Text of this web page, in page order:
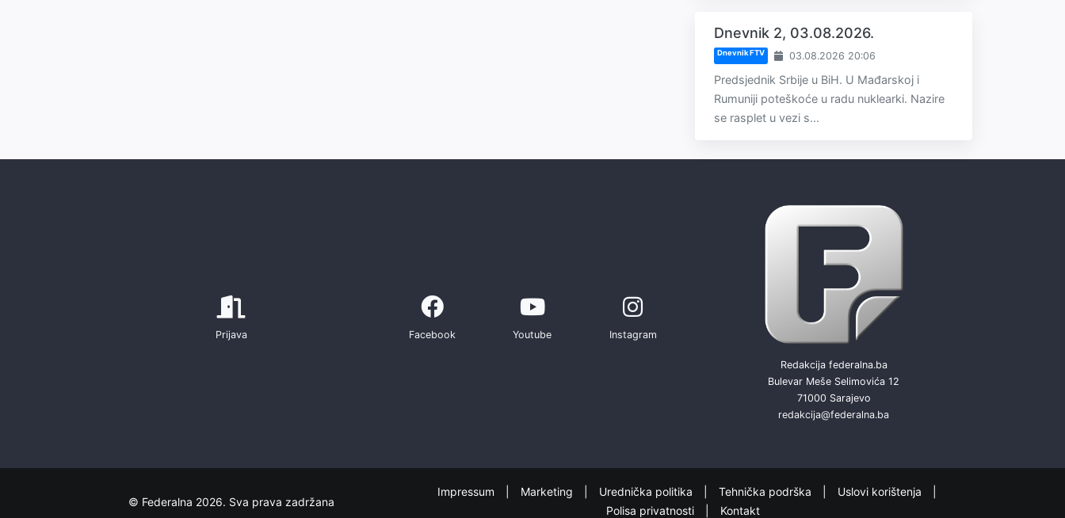
Dnevnik 2, 03.08.2026.
Dnevnik FTV 03.08.2026 20:06
Predsjednik Srbije u BiH. U Mađarskoj i
Rumuniji poteškoće u radu nuklearki. Nazire
se rasplet u vezi s...
Prijava Facebook Youtube Instagram
Redakcija federalna.ba
Bulevar Meše Selimovića 12
71000 Sarajevo
redakcija@federalna.ba
© Federalna 2026. Sva prava zadržana
Impressum Marketing Urednička politika Tehnička podrška
Uslovi korištenja
Polisa privatnosti
Kontakt